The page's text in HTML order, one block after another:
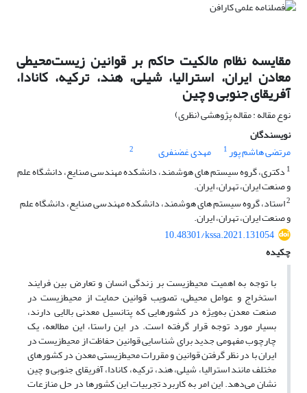
مقایسه نظام مالکیت حاکم بر قوانین زیست‌محیطی
معادن ایران، استرالیا، شیلی، هند، ترکیه، کانادا،
آفریقای جنوبی و چین
نوع مقاله : مقاله پژوهشی (نظری)
نویسندگان
مرتضی هاشم پور1 مهدی غضنفری
2
1 دکتری، گروه سیستم های هوشمند، دانشکده مهندسی صنایع، دانشگاه علم
و صنعت ایران، تهران، ایران.
2استاد، گروه سیستم های هوشمند، دانشکده مهندسی صنایع، دانشگاه علم
و صنعت ایران، تهران، ایران.
10.48301/kssa.2021.131054
چکیده
با توجه به اهمیت محیط‌زیست بر زندگی انسان و تعارض بین فرایند
استخراج و عوامل محیطی، تصویب قوانین حمایت از محیط‌زیست در
صنعت معدن به‌ویژه در کشورهایی که پتانسیل معدنی بالایی دارند،
بسیار مورد توجه قرار گرفته است. در این راستا، این مطالعه، یک
چارچوب مفهومی جدید برای شناسایی قوانین حفاظت از محیط‌زیست در
ایران با در نظر گرفتن قوانین و مقررات محیط‌زیستی معدن در کشورهای
مختلف مانند استرالیا، شیلی، هند، ترکیه، کانادا، آفریقای جنوبی و چین
نشان می‌دهد. این امر به کاربرد تجربیات این کشورها در حل منازعات